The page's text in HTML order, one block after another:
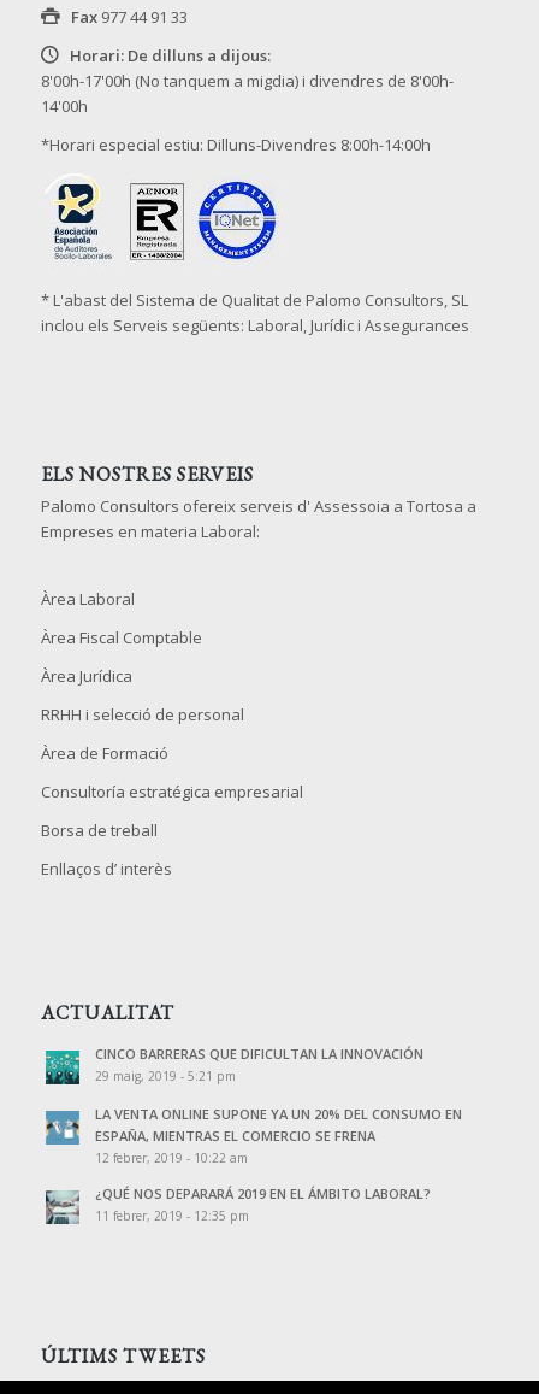
Fax 977 44 91 33
Horari: De dilluns a dijous:
8'00h-17'00h (No tanquem a migdia) i divendres de 8'00h-
14'00h
*Horari especial estiu: Dilluns-Divendres 8:00h-14:00h
* L'abast del Sistema de Qualitat de Palomo Consultors, SL
inclou els Serveis següents: Laboral, Jurídic i Assegurances
ELS NOSTRES SERVEIS
Palomo Consultors ofereix serveis d' Assessoia a Tortosa a
Empreses en materia Laboral:
Àrea Laboral
Àrea Fiscal Comptable
Àrea Jurídica
RRHH i selecció de personal
Àrea de Formació
Consultoría estratégica empresarial
Borsa de treball
Enllaços d’ interès
ACTUALITAT
CINCO BARRERAS QUE DIFICULTAN LA INNOVACIÓN
29 maig, 2019 - 5:21 pm
LA VENTA ONLINE SUPONE YA UN 20% DEL CONSUMO EN
ESPAÑA, MIENTRAS EL COMERCIO SE FRENA
12 febrer, 2019 - 10:22 am
¿QUÉ NOS DEPARARÁ 2019 EN EL ÁMBITO LABORAL?
11 febrer, 2019 - 12:35 pm
ÚLTIMS TWEETS
Tweets de @PalomoAssessors